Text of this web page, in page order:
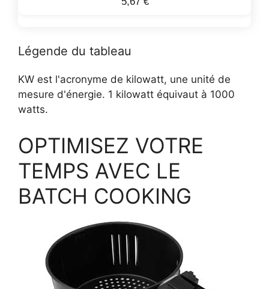
Légende du tableau
KW est l'acronyme de kilowatt, une unité de
mesure d'énergie. 1 kilowatt équivaut à 1000
watts.
OPTIMISEZ VOTRE
TEMPS AVEC LE
BATCH COOKING